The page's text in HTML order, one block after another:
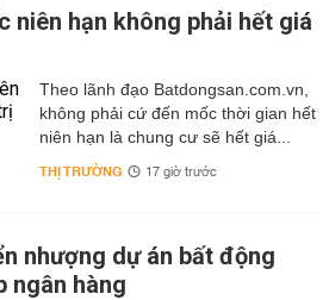
niên hạn không phải hết giá
Theo lãnh đạo Batdongsan.com.vn,
không phải cứ đến mốc thời gian hết
niên hạn là chung cư sẽ hết giá...
THỊ TRƯỜNG 17 giờ trước
nhượng dự án bất động
ngân hàng